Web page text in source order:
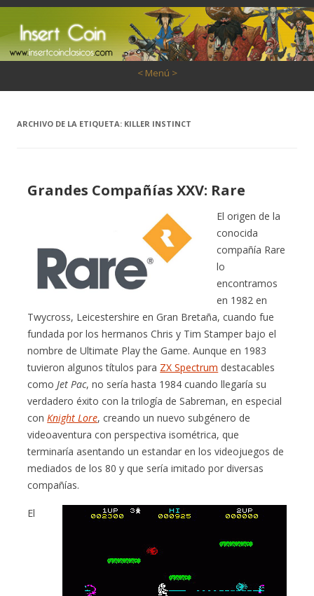
< Menú >
ARCHIVO DE LA ETIQUETA: KILLER INSTINCT
Grandes Compañías XXV: Rare
El origen de la
conocida
compañía Rare
lo
encontramos
en 1982 en
Twycross, Leicestershire en Gran Bretaña, cuando fue
fundada por los hermanos Chris y Tim Stamper bajo el
nombre de Ultimate Play the Game. Aunque en 1983
tuvieron algunos títulos para ZX Spectrum destacables
como Jet Pac, no sería hasta 1984 cuando llegaría su
verdadero éxito con la trilogía de Sabreman, en especial
con Knight Lore, creando un nuevo subgénero de
videoaventura con perspectiva isométrica, que
terminaría asentando un estandar en los videojuegos de
mediados de los 80 y que sería imitado por diversas
compañías.
El